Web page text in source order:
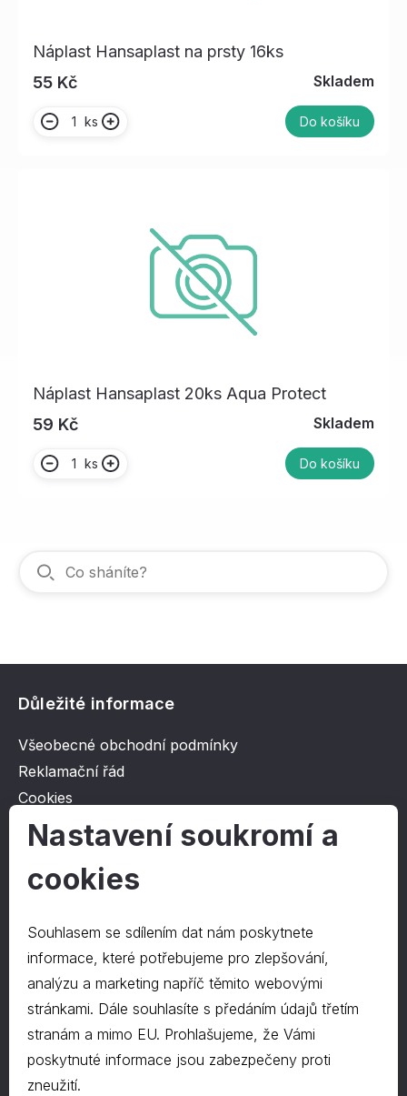
Náplast Hansaplast na prsty 16ks
55 Kč
Skladem
ks Do košíku
Náplast Hansaplast 20ks Aqua Protect
59 Kč
Skladem
ks Do košíku
Důležité informace
Všeobecné obchodní podmínky
Reklamační řád
Cookies
Ochrana osobních údajů
O společnosti
Kontakt
O nás
Kontakty
577 222 666
©2024 PD-HRAPA s.r.o.
Nastavení soukromí a
cookies
Souhlasem se sdílením dat nám poskytnete
informace, které potřebujeme pro zlepšování,
analýzu a marketing napříč těmito webovými
stránkami. Dále souhlasíte s předáním údajů třetím
stranám a mimo EU. Prohlašujeme, že Vámi
poskytnuté informace jsou zabezpečeny proti
zneužití.